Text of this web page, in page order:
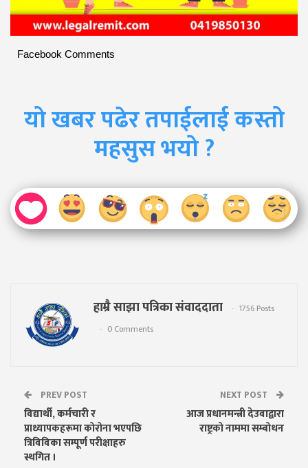
Facebook Comments
यो खबर पढेर तपाईलाई कस्तो
महसुस भयो ?
हाम्रै साझा पत्रिका संवाददाता
1756 Posts
0 Comments
PREV POST
विद्यार्थी, कर्मचारी र
प्राध्यापकहरूमा कोरोना भएपछि
त्रिविविका सम्पूर्ण परीक्षाहरु
स्थगित ।
NEXT POST
आज प्रधानमन्त्री देउवाद्वारा
राष्ट्रको नाममा सम्बोधन